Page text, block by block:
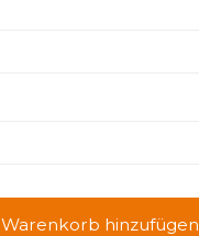
hinzufügen